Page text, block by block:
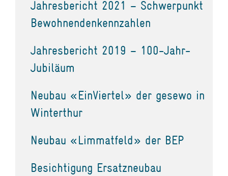
Jahresbericht 2021 – Schwerpunkt
Bewohnendenkennzahlen
Jahresbericht 2019 – 100-Jahr-
Jubiläum
Neubau «EinViertel» der gesewo in
Winterthur
Neubau «Limmatfeld» der BEP
Besichtigung Ersatzneubau